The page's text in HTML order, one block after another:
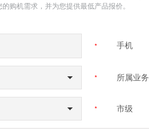
购机需求，并为您提供最低产品报价。
* 手机
* 所属业务
* 市级